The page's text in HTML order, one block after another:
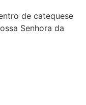
de catequese
Senhora da